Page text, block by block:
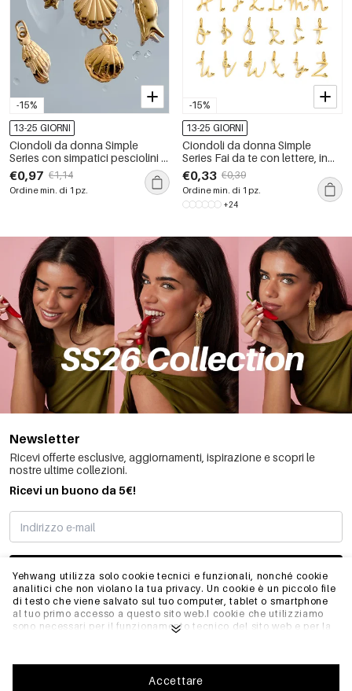
Yehwang utilizza solo cookie tecnici e funzionali, nonché cookie
analitici che non violano la tua privacy. Un cookie è un piccolo file
di testo che viene salvato sul tuo computer, tablet o smartphone
al tuo primo accesso a questo sito web.I cookie che utilizziamo
sono necessari per il funzionamento tecnico del sito web e per la
permettono anche di ottimizzare il nostro sito web.Per garantire
una buona esperienza di navigazione e acquisto su Yehwang, ti
Accettare
-15%
13-25 GIORNI
Ciondoli da donna Simple
Series con simpatici pesciolini e
stelle marine in acciaio
inossidabile, impermeabili e
color oro.
€0,97 €1,14
Ordine min. di 1 pz.
-15%
13-25 GIORNI
Ciondoli da donna Simple
Series Fai da te con lettere, in
acciaio inossidabile
impermeabile color oro.
€0,33 €0,39
Ordine min. di 1 pz.
+24
Newsletter
Ricevi offerte esclusive, aggiornamenti, ispirazione e scopri le
nostre ultime collezioni.
Ricevi un buono da 5€!
MI STO REGISTRANDO
INFO